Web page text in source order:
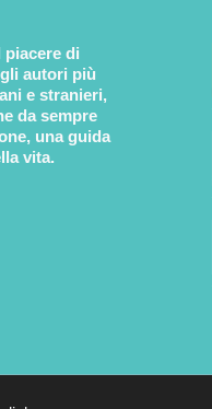
piacere di
autori più
e stranieri,
da sempre
una guida
vita.